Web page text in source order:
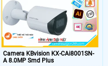
chống ngược sáng DWDR 120db.
Camera KBvision KX-CAi8001SN-
A 8.0MP Smd Plus